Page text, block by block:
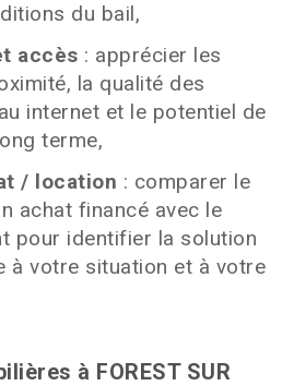
du bail,
accès : apprécier les
la qualité des
internet et le potentiel de
terme,
/ location : comparer le
achat financé avec le
pour identifier la solution
à votre situation et à votre
à FOREST SUR